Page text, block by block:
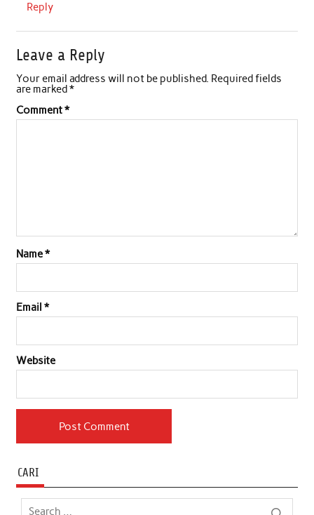
Reply
Leave a Reply
Your email address will not be published. Required fields
are marked*
Comment*
Name*
Email *
Website
CARI